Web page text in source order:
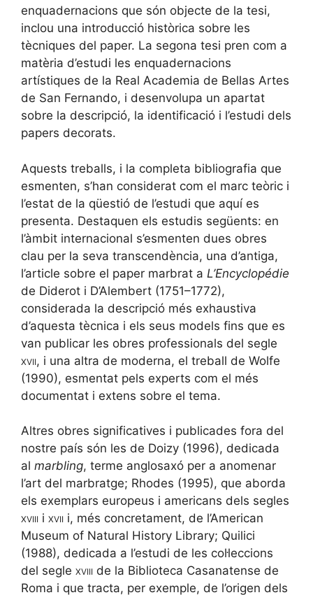
enquadernacions que són objecte de la tesi,
inclou una introducció històrica sobre les
tècniques del paper. La segona tesi pren com a
matèria d’estudi les enquadernacions
artístiques de la Real Academia de Bellas Artes
de San Fernando, i desenvolupa un apartat
sobre la descripció, la identificació i l’estudi dels
papers decorats.
Aquests treballs, i la completa bibliografia que
esmenten, s’han considerat com el marc teòric i
l’estat de la qüestió de l’estudi que aquí es
presenta. Destaquen els estudis següents: en
l’àmbit internacional s’esmenten dues obres
clau per la seva transcendència, una d’antiga,
l’article sobre el paper marbrat a L’Encyclopédie
de Diderot i D’Alembert (1751–1772),
considerada la descripció més exhaustiva
d’aquesta tècnica i els seus models fins que es
van publicar les obres professionals del segle
xvii, i una altra de moderna, el treball de Wolfe
(1990), esmentat pels experts com el més
documentat i extens sobre el tema.
Altres obres significatives i publicades fora del
nostre país són les de Doizy (1996), dedicada
al marbling, terme anglosaxó per a anomenar
l’art del marbratge; Rhodes (1995), que aborda
els exemplars europeus i americans dels segles
xviii i xvii i, més concretament, de l’American
Museum of Natural History Library; Quilici
(1988), dedicada a l’estudi de les col·leccions
del segle xviii de la Biblioteca Casanatense de
Roma i que tracta, per exemple, de l’origen dels